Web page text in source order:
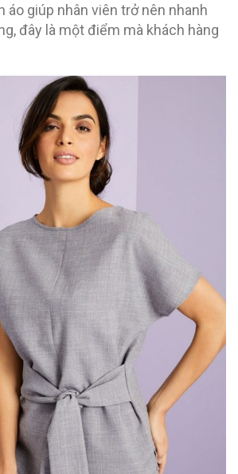
áo giúp nhân viên trở nên nhanh
đây là một điểm mà khách hàng